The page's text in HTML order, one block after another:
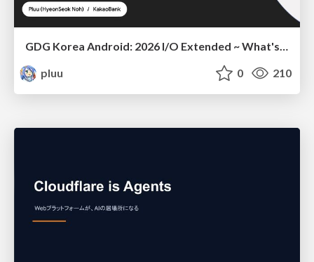
pluu
0 210